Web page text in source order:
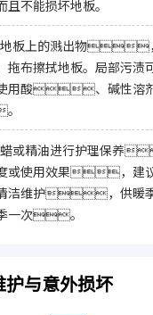
不能损坏地板。
地板上的溅出物
擦拭地板。局部污渍
用酸、碱性溶剂
蜡或精油进行护理保养
或使用效果，建
洁维护，供暖
一次。
护与意外损坏